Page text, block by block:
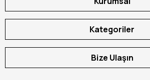
Kategoriler
Bize Ulaşın